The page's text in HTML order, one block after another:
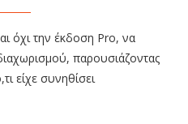
όχι την έκδοση Pro, να
παρουσιάζοντας
είχε συνηθίσει